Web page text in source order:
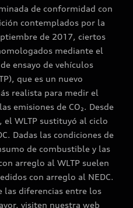
de conformidad con
contemplados por la
de 2017, ciertos
mediante el
ensayo de vehículos
que es un nuevo
realista para medir el
emisiones de CO₂. Desde
WLTP sustituyó al ciclo
Dadas las condiciones de
de combustible y las
arreglo al WLTP suelen
con arreglo al NEDC.
las diferencias entre los
visiten nuestra web